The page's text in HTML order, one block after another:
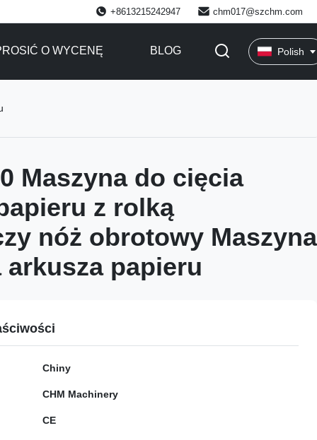
+8613215242947 chm017@szchm.com
O WYCENĘ BLOG Polish
Maszyna do cięcia
z rolką
nóż obrotowy Maszyna
papieru
Chiny
CHM Machinery
CE